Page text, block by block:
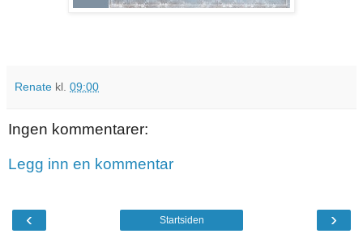
Renate kl. 09:00
Ingen kommentarer:
Legg inn en kommentar
‹ ›
Startsiden